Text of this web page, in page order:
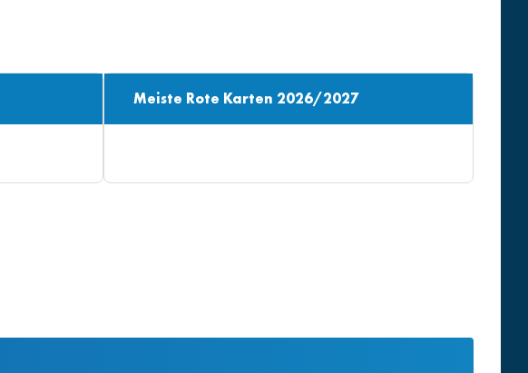
Meiste Rote Karten 2026/2027